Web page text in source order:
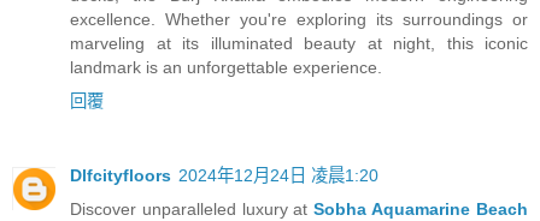
excellence. Whether you're exploring its surroundings or
marveling at its illuminated beauty at night, this iconic
landmark is an unforgettable experience.
回覆
Dlfcityfloors 2024年12月24日 凌晨1:20
Discover unparalleled luxury atSobha Aquamarine Beach